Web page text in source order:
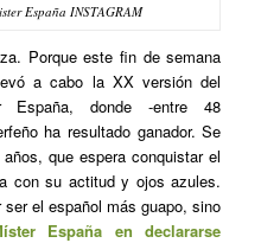
España INSTAGRAM
Porque este fin de semana
a cabo la XX versión del
España, donde -entre 48
ha resultado ganador. Se
que espera conquistar el
con su actitud y ojos azules.
el español más guapo, sino
España en declararse